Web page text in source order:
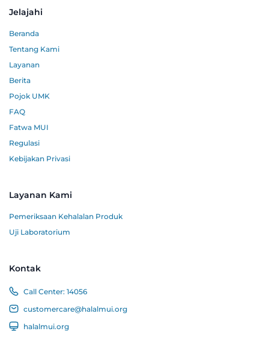
Jelajahi
Beranda
Tentang Kami
Layanan
Berita
Pojok UMK
FAQ
Fatwa MUI
Regulasi
Kebijakan Privasi
Layanan Kami
Pemeriksaan Kehalalan Produk
Uji Laboratorium
Kontak
Call Center: 14056
customercare@halalmui.org
halalmui.org